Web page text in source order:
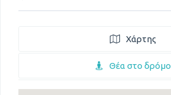
Χάρτης
Θέα στο δρόμο